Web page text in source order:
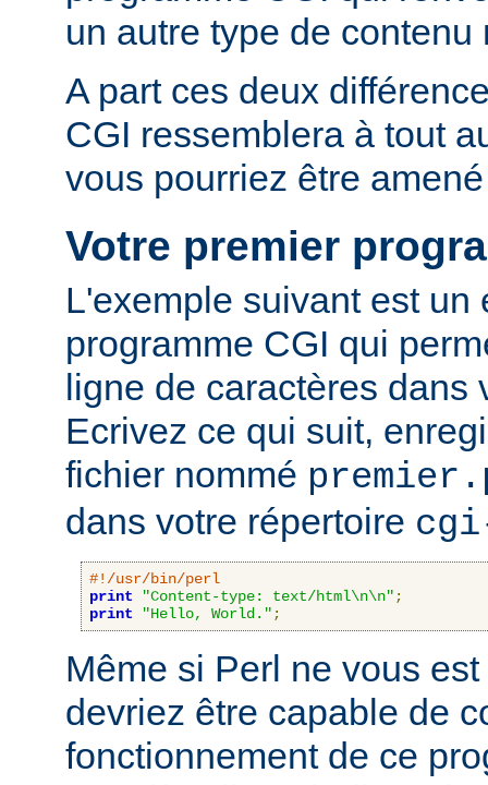
un autre type de contenu
A part ces deux
CGI ressemblera à tout
vous pourriez être
Votre premier
L'exemple suivant est un
programme CGI qui
ligne de caractères dans
Ecrivez ce qui suit,
fichier nommé
dans votre répertoire
#!/usr/bin/perl
print
"Content-type: text/html\n\n" ;
print
"Hello, World." ;
Même si Perl ne vous
devriez être capable de
fonctionnement de ce